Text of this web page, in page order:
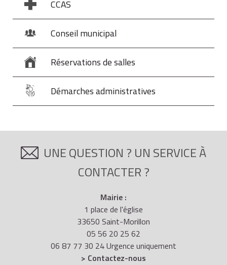
CCAS
Conseil municipal
Réservations de salles
Démarches administratives
UNE QUESTION ? UN SERVICE À
CONTACTER ?
Mairie :
1 place de l'église
33650 Saint-Morillon
05 56 20 25 62
06 87 77 30 24 Urgence uniquement
> Contactez-nous